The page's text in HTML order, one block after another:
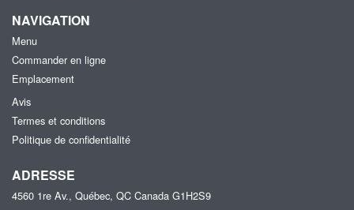
NAVIGATION
Menu
Commander en ligne
Emplacement
Avis
Termes et conditions
Politique de confidentialité
ADRESSE
4560 1re Av., Québec, QC Canada G1H2S9